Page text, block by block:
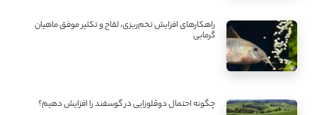
راهکارهای افزایش تخم‌ریزی، لقاح و تکثیر موفق ماهیان
گرمابی
چگونه احتمال دوقلوزایی در گوسفند را افزایش دهیم؟